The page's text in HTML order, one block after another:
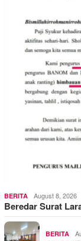
BERITA August 8, 2026
Beredar Surat
BERITA